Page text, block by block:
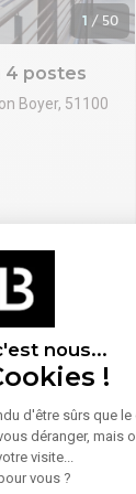
nous...
!
d'être sûrs que
déranger, mais
visite...
vous ?
1 / 50
4 postes
Boyer, 51100
aux
de toutes
10
augmenter
de site,
Un
dans une
depuis
à Reims,
de
à cinq